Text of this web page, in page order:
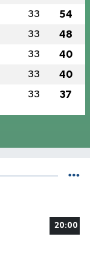
33 54
33 48
33 40
33 40
33 37
20:00